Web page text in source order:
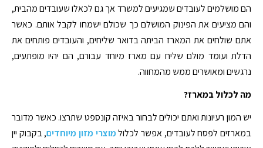
הם מושלמים לעובדים שמגיעים למשרד אך גם לכאלו שעובדים מהבית,
והם מציעים את הפינוק המושלם כך שכולם ישמחו לקבל אותם. כאשר
אתם שולחים את המארז הביתה בדואר שליחים, והעובדים פותחים את
הדלת ועומד מולם שליח עם מארז מיוחד עבורם, הם יהיו מופתעים,
נרגשים ומאושרים ממש מהמחווה.
מה לכלול במארז?
יש המון רעיונות ואתם יכולים לבחור באיזה קונספט שתרצו. כאשר מדובר
במארזים לפסח לעובדים, אפשר לכלולמוצרי מזון מיוחדים, בקבוק יין